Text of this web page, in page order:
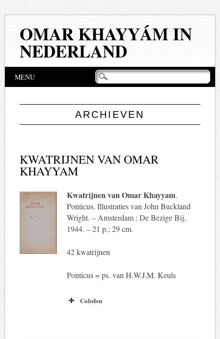
OMAR KHAYYÁM IN
NEDERLAND
Hoofdmenu
springen
MENU
ARCHIEVEN
KWATRIJNEN VAN OMAR
KHAYYAM
Kwatrijnen van Omar Khayyam.
Ponticus. Illustraties van John Buckland
Wright. – Amsterdam : De Bezige Bij,
1944. – 21 p.; 29 cm.
42 kwatrijnen
Ponticus = ps. van H.W.J.M. Keuls
Colofon